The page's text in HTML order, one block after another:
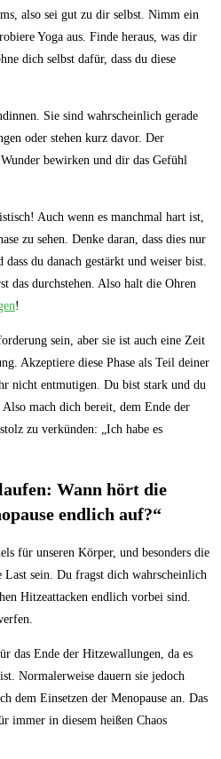
also sei gut zu⁢ dir selbst. Nimm ein⁤
Yoga‍ aus. Finde heraus, was dir
dich selbst dafür, ​dass du diese⁣
Sie sind wahrscheinlich gerade
oder⁢ stehen⁤ kurz davor. Der
bewirken​ und dir das Gefühl
Auch wenn es manchmal ​hart ist,
zu sehen. ​Denke‌ daran, dass dies⁣ nur
du danach gestärkt und weiser‌ bist.​
das durchstehen.⁤ Also​ halt die Ohren
!
sein, aber sie ist auch eine Zeit
Akzeptiere diese Phase ⁢als Teil deiner
nicht⁣ entmutigen. Du bist stark ​und du
mach dich bereit, dem​ Ende der
zu verkünden: „Ich habe es
Wann hört‍ die
endlich auf?“
für unseren⁢ Körper, und besonders die
Last sein. Du fragst dich wahrscheinlich
Hitzeattacken endlich vorbei sind.
das Ende der Hitzewallungen,‌ da es
Normalerweise dauern sie jedoch
‌dem Einsetzen der ⁢Menopause an. ‍Das
immer in‍ diesem heißen⁤ Chaos